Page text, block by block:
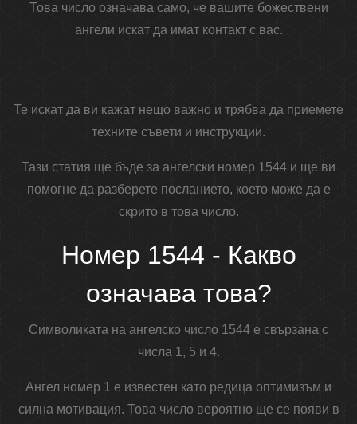
Това число означава само, че вашите божествени
ангели искат да имат контакт с вас.
Те искат да ви кажат нещо важно и трябва да приемете
техните съвети и инструкции.
Тази статия ще бъде за ангелски номер 1544 и ще ви
помогне да разберете посланието, което може да е
скрито в това число.
Номер 1544 - Какво
означава това?
Символиката на ангелско число 1544 е свързана с
числа 1, 5 и 4.
Ангел номер 1 е известен като редица оптимизъм и
силна мотивация. Това число вероятно ще се появи в